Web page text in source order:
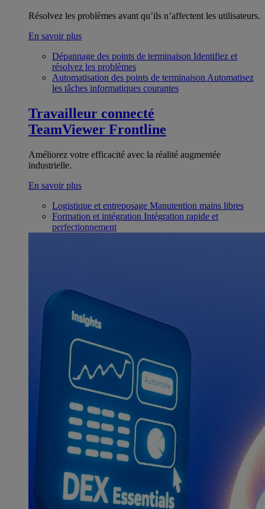
Résolvez les problèmes avant qu’ils n’affectent les utilisateurs.
En savoir plus
Dépannage des points de terminaison Identifiez et
résolvez les problèmes
Automatisation des points de terminaison Automatisez
les tâches informatiques courantes
Travailleur connecté
TeamViewer Frontline
Améliorez votre efficacité avec la réalité augmentée
industrielle.
En savoir plus
Logistique et entreposage Manutention mains libres
Formation et intégration Intégration rapide et
perfectionnement